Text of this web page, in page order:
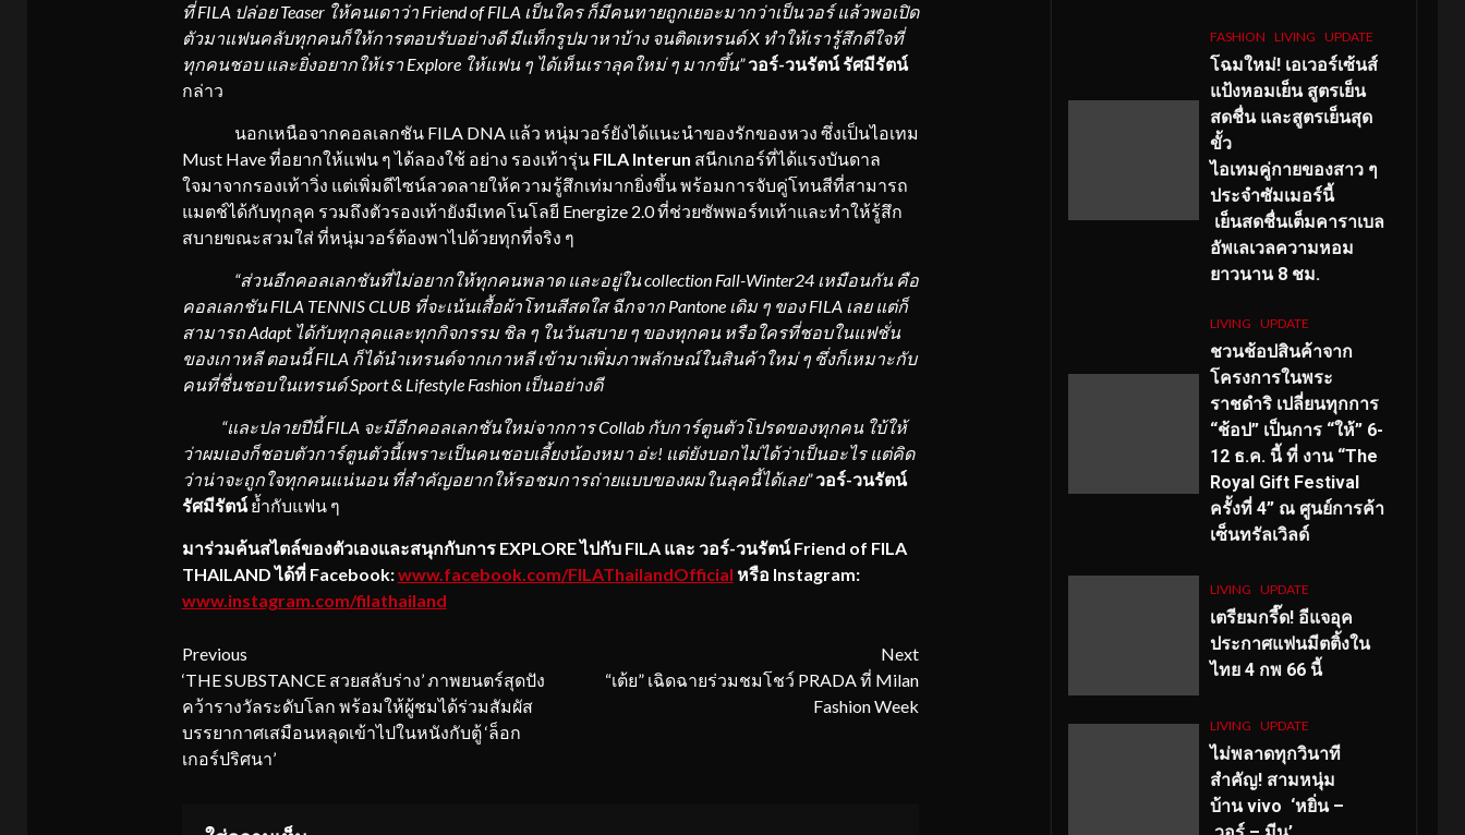
ที่FILA ปล่อย Teaser ให้คนเดาว่า Friend of FILA เป็นใคร ก็มีคนทายถูกเยอะมากว่าเป็นวอร์ แล้วพอเปิด
ตัวมาแฟนคลับทุกคนก็ให้การตอบรับอย่างดี มีแท็กรูปมาหาบ้าง จนติดเทรนด์ X ทำให้เรารู้สึกดีใจที่
ทุกคนชอบ และยิ่งอยากให้เรา Explore ให้แฟน ๆ ได้เห็นเราลุคใหม่ ๆ มากขึ้น”วอร์-วนรัตน์ รัศมีรัตน์
กล่าว
นอกเหนือจากคอลเลกชัน FILA DNA แล้ว หนุ่มวอร์ยังได้แนะนำของรักของหวง ซึ่งเป็นไอเทม
Must Have ที่อยากให้แฟน ๆ ได้ลองใช้ อย่าง รองเท้ารุ่น FILA Interun สนีกเกอร์ที่ได้แรงบันดาล
ใจมาจากรองเท้าวิ่ง แต่เพิ่มดีไซน์ลวดลายให้ความรู้สึกเท่มากยิ่งขึ้น พร้อมการจับคู่โทนสีที่สามารถ
แมตช์ได้กับทุกลุค รวมถึงตัวรองเท้ายังมีเทคโนโลยี Energize 2.0 ที่ช่วยซัพพอร์ทเท้าและทำให้รู้สึก
สบายขณะสวมใส่ ที่หนุ่มวอร์ต้องพาไปด้วยทุกที่จริง ๆ
“ส่วนอีกคอลเลกชันที่ไม่อยากให้ทุกคนพลาด และอยู่ใน collection Fall-Winter24 เหมือนกัน คือ
คอลเลกชัน FILA TENNIS CLUB ที่จะเน้นเสื้อผ้าโทนสีสดใส ฉีกจาก Pantone เดิม ๆ ของ FILA เลย แต่ก็
สามารถ Adapt ได้กับทุกลุคและทุกกิจกรรม ชิล ๆ ในวันสบาย ๆ ของทุกคน หรือใครที่ชอบในแฟชั่น
ของเกาหลี ตอนนี้ FILA ก็ได้นำเทรนด์จากเกาหลี เข้ามาเพิ่มภาพลักษณ์ในสินค้าใหม่ ๆ ซึ่งก็เหมาะกับ
คนที่ชื่นชอบในเทรนด์ Sport & Lifestyle Fashion เป็นอย่างดี
“และปลายปีนี้ FILA จะมีอีกคอลเลกชันใหม่จากการ Collab กับการ์ตูนตัวโปรดของทุกคน ใบ้ให้
ว่าผมเองก็ชอบตัวการ์ตูนตัวนี้เพราะเป็นคนชอบเลี้ยงน้องหมา อ่ะ! แต่ยังบอกไม่ได้ว่าเป็นอะไร แต่คิด
ว่าน่าจะถูกใจทุกคนแน่นอน ที่สำคัญอยากให้รอชมการถ่ายแบบของผมในลุคนี้ได้เลย”วอร์-วนรัตน์
รัศมีรัตน์ย้ำกับแฟน ๆ
มาร่วมค้นสไตล์ของตัวเองและสนุกกับการ EXPLORE ไปกับ FILA และ วอร์-วนรัตน์Friend of FILA
THAILAND ได้ที่ Facebook:www.facebook.com/FILAThailandOfficial หรือ Instagram:
www.instagram.com/filathailand
Continue
Reading
Previous
‘THE SUBSTANCE สวยสลับร่าง’ ภาพยนตร์สุดปัง
คว้ารางวัลระดับโลก พร้อมให้ผู้ชมได้ร่วมสัมผัส
บรรยากาศเสมือนหลุดเข้าไปในหนังกับตู้ ‘ล็อก
เกอร์ปริศนา’
Next
“เต้ย” เฉิดฉายร่วมชมโชว์ PRADA ที่ Milan
Fashion Week
FASHION LIVING UPDATE
โฉมใหม่! เอเวอร์เซ้นส์
แป้งหอมเย็น สูตรเย็น
สดชื่น และสูตรเย็นสุด
ขั้ว
ไอเทมคู่กายของสาว ๆ
ประจำซัมเมอร์นี้
เย็นสดชื่นเต็มคาราเบล
อัพเลเวลความหอม
ยาวนาน 8 ชม.
LIVING UPDATE
ชวนช้อปสินค้าจาก
โครงการในพระ
ราชดำริ เปลี่ยนทุกการ
“ช้อป” เป็นการ “ให้” 6-
12 ธ.ค. นี้ ที่ งาน “The
Royal Gift Festival
ครั้งที่ 4” ณ ศูนย์การค้า
เซ็นทรัลเวิลด์
LIVING UPDATE
เตรียมกรี๊ด! อีแจอุค
ประกาศแฟนมีตติ้งใน
ไทย 4 กพ 66 นี้
LIVING UPDATE
ไม่พลาดทุกวินาที
สำคัญ! สามหนุ่ม
บ้าน vivo ‘หยิ่น –